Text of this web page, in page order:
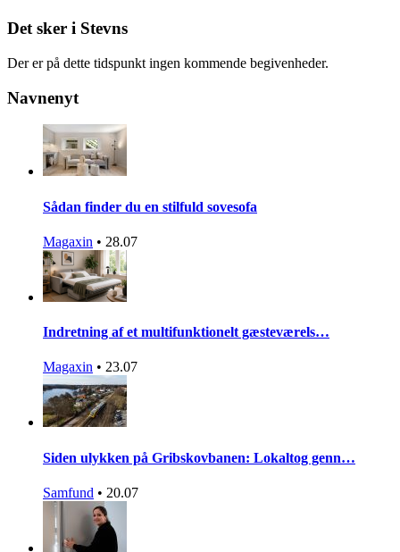
Det sker i Stevns
Der er på dette tidspunkt ingen kommende begivenheder.
Navnenyt
Sådan finder du en stilfuld sovesofa
Magaxin • 28.07
Indretning af et multifunktionelt gæsteværels…
Magaxin • 23.07
Siden ulykken på Gribskovbanen: Lokaltog genn…
Samfund • 20.07